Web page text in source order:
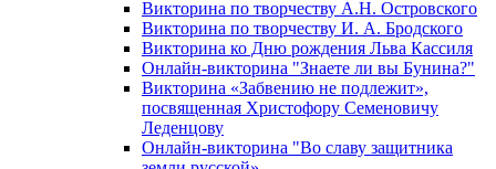
Викторина по творчеству А.Н. Островского
Викторина по творчеству И. А. Бродского
Викторина ко Дню рождения Льва Кассиля
Онлайн-викторина "Знаете ли вы Бунина?"
Викторина «Забвению не подлежит»,
посвященная Христофору Семеновичу
Леденцову
Онлайн-викторина "Во славу защитника